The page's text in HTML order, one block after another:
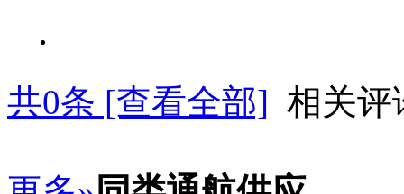
共0条 [查看全部] 相关评